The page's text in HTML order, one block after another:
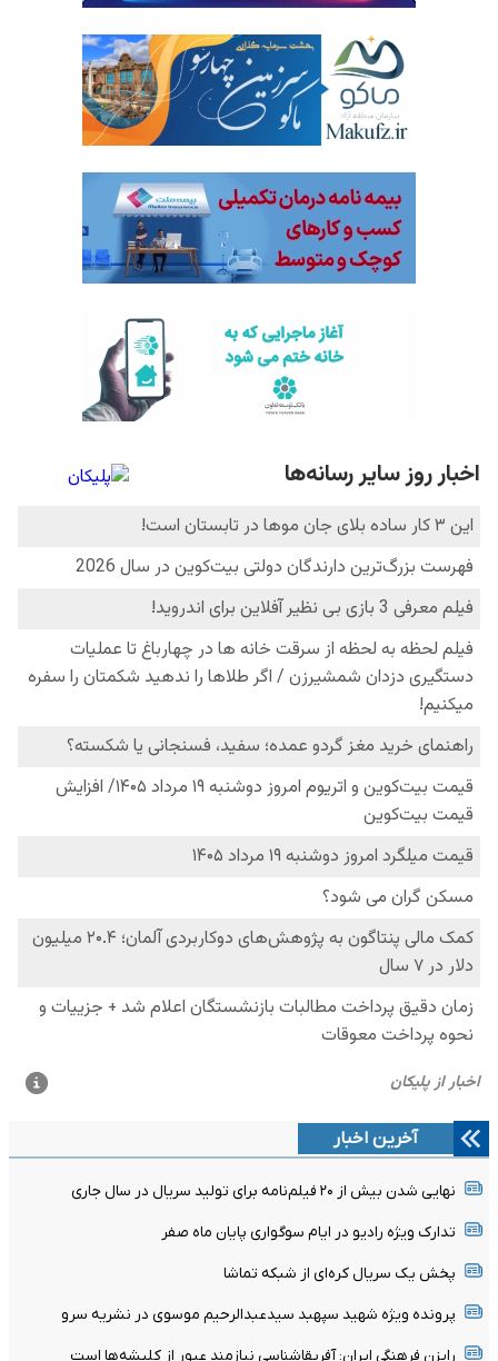
آخرین اخبار
نهایی شدن بیش از ۲۰ فیلم‌نامه برای تولید سریال در سال جاری
تدارک ویژه رادیو در ایام سوگواری پایان ماه صفر
پخش یک سریال کره‌ای از شبکه تماشا
پرونده ویژه شهید سپهبد سیدعبدالرحیم موسوی در نشریه سرو
رایزن فرهنگی ایران: آفریقاشناسی نیازمند عبور از کلیشه‌ها است